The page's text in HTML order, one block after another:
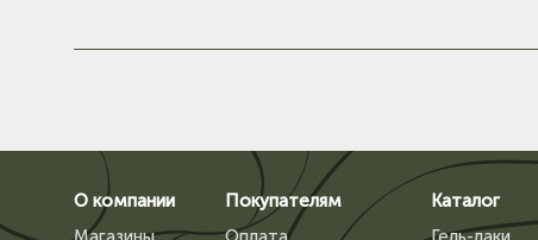
О компании
Покупателям
Каталог